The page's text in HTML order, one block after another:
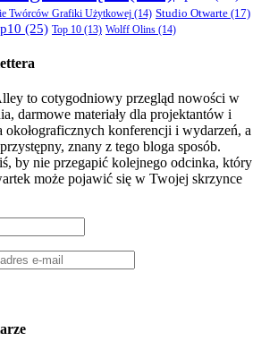
Twórców Grafiki Użytkowej (14) Studio Otwarte (17)
(25) Top 10 (13) Wolff Olins (14)
to cotygodniowy przegląd nowości w
darmowe materiały dla projektantów i
okołograficznych konferencji i wydarzeń, a
znany z tego bloga sposób.
by nie przegapić kolejnego odcinka, który
może pojawić się w Twojej skrzynce